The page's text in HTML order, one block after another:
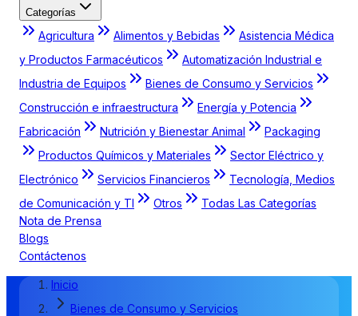
Categorías
Agricultura Alimentos y Bebidas
Asistencia Médica
y Productos Farmacéuticos
Automatización Industrial e
Industria de Equipos
Bienes de Consumo y Servicios
Construcción e infraestructura
Energía y Potencia
Fabricación
Nutrición y Bienestar Animal
Packaging
Productos Químicos y Materiales
Sector Eléctrico y
Electrónico
Servicios Financieros
Tecnología, Medios
de Comunicación y TI
Otros
Todas Las Categorías
Nota de Prensa
Blogs
Contáctenos
Inicio
Bienes de Consumo y Servicios